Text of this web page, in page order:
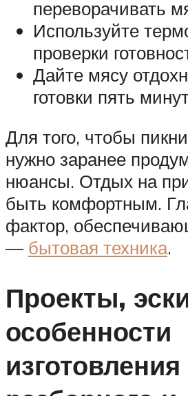
переворачивать
Используйте
проверки
Дайте мясу
готовки пять
Для того, чтобы
нужно заранее
нюансы. Отдых на
быть комфортным.
фактор,
— бытовая техника.
Проекты,
особенности
изготовления